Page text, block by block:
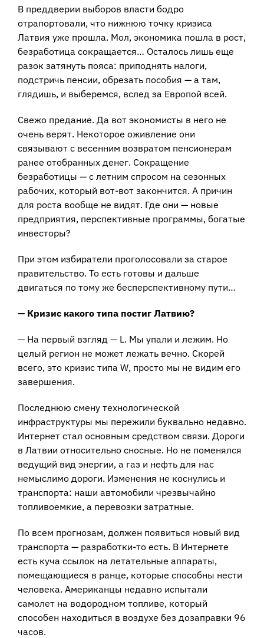
В преддверии выборов власти бодро
отрапортовали, что нижнюю точку кризиса
Латвия уже прошла. Мол, экономика пошла в рост,
безработица сокращается… Осталось лишь еще
разок затянуть пояса: приподнять налоги,
подстричь пенсии, обрезать пособия — а там,
глядишь, и выберемся, вслед за Европой всей.
Свежо предание. Да вот экономисты в него не
очень верят. Некоторое оживление они
связывают с весенним возвратом пенсионерам
ранее отобранных денег. Сокращение
безработицы — с летним спросом на сезонных
рабочих, который вот-вот закончится. А причин
для роста вообще не видят. Где они — новые
предприятия, перспективные программы, богатые
инвесторы?
При этом избиратели проголосовали за старое
правительство. То есть готовы и дальше
двигаться по тому же бесперспективному пути…
— Кризис какого типа постиг Латвию?
— На первый взгляд — L. Мы упали и лежим. Но
целый регион не может лежать вечно. Скорей
всего, это кризис типа W, просто мы не видим его
завершения.
Последнюю смену технологической
инфраструктуры мы пережили буквально недавно.
Интернет стал основным средством связи. Дороги
в Латвии относительно сносные. Но не поменялся
ведущий вид энергии, а газ и нефть для нас
немыслимо дороги. Изменения не коснулись и
транспорта: наши автомобили чрезвычайно
топливоемкие, а перевозки затратные.
По всем прогнозам, должен появиться новый вид
транспорта — разработки-то есть. В Интернете
есть куча ссылок на летательные аппараты,
помещающиеся в ранце, которые способны нести
человека. Американцы недавно испытали
самолет на водородном топливе, который
способен находиться в воздухе без дозаправки 96
часов.